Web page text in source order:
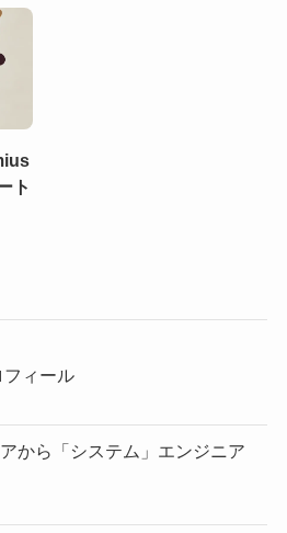
ト
ィール
から「システム」エンジニア